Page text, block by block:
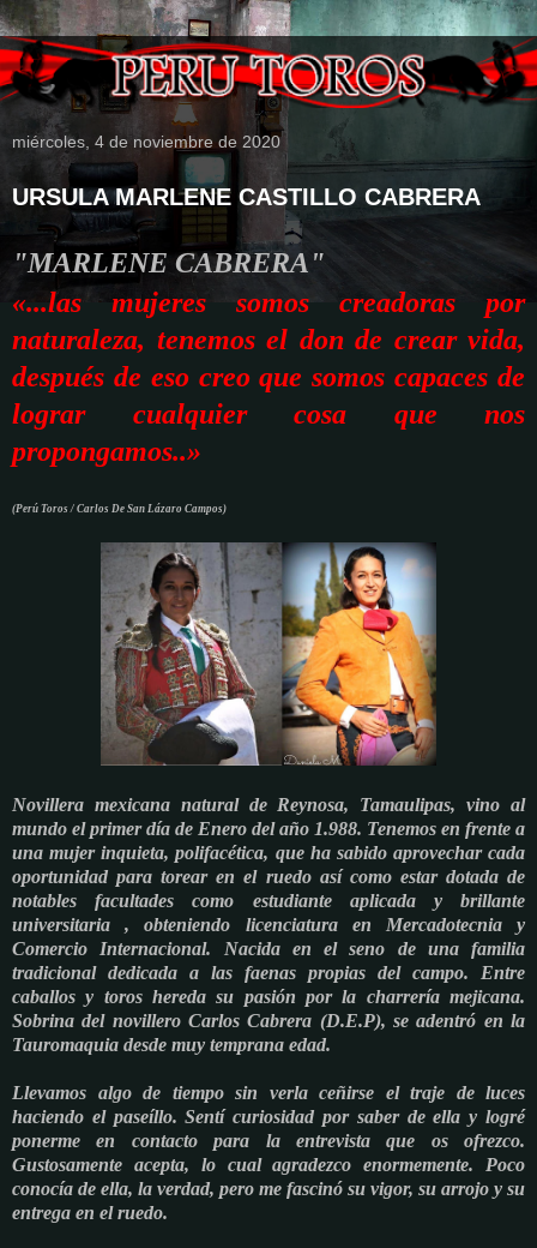
miércoles, 4 de noviembre de 2020
URSULA MARLENE CASTILLO CABRERA
"MARLENE CABRERA"
«...las mujeres somos creadoras por
naturaleza, tenemos el don de crear vida,
después de eso creo que somos capaces de
lograr cualquier cosa que nos
propongamos..»
(Perú Toros / Carlos De San Lázaro Campos)
Novillera mexicana natural de Reynosa, Tamaulipas, vino al
mundo el primer día de Enero del año 1.988. Tenemos en frente a
una mujer inquieta, polifacética, que ha sabido aprovechar cada
oportunidad para torear en el ruedo así como estar dotada de
notables facultades como estudiante aplicada y brillante
universitaria , obteniendo licenciatura en Mercadotecnia y
Comercio Internacional. Nacida en el seno de una familia
tradicional dedicada a las faenas propias del campo. Entre
caballos y toros hereda su pasión por la charrería mejicana.
Sobrina del novillero Carlos Cabrera (D.E.P), se adentró en la
Tauromaquia desde muy temprana edad.
Llevamos algo de tiempo sin verla ceñirse el traje de luces
haciendo el paseíllo. Sentí curiosidad por saber de ella y logré
ponerme en contacto para la entrevista que os ofrezco.
Gustosamente acepta, lo cual agradezco enormemente. Poco
conocía de ella, la verdad, pero me fascinó su vigor, su arrojo y su
entrega en el ruedo.